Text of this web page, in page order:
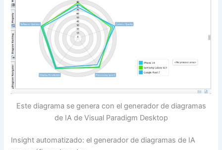
Este diagrama se genera con el generador de diagramas
de IA de Visual Paradigm Desktop
Insight automatizado: el generador de diagramas de IA